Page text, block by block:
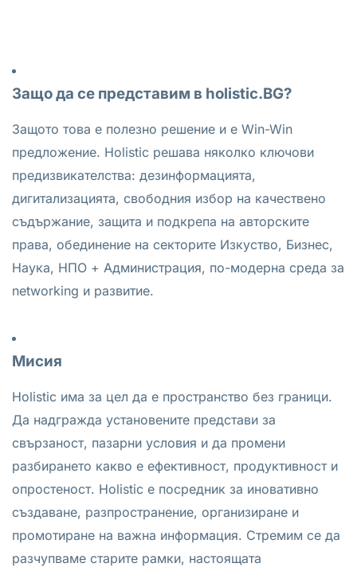
Защо да се представим в holistic.BG?
Защото това е полезно решение и е Win-Win
предложение. Holistic решава няколко ключови
предизвикателства: дезинформацията,
дигитализацията, свободния избор на качествено
съдържание, защита и подкрепа на авторските
права, обединение на секторите Изкуство, Бизнес,
Наука, НПО + Администрация, по-модерна среда за
networking и развитие.
Мисия
Holistic има за цел да е пространство без граници.
Да надгражда установените представи за
свързаност, пазарни условия и да промени
разбирането какво е ефективност, продуктивност и
опростеност. Holistic е посредник за иновативно
създаване, разпространение, организиране и
промотиране на важна информация. Стремим се да
разчупваме старите рамки, настоящата